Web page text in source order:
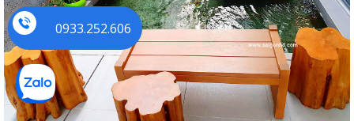
0933.252.606